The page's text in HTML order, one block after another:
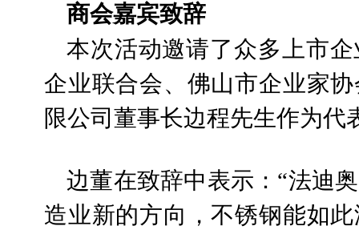
商会嘉宾致辞
本次活动邀请了众多上市
企业联合会、佛山市企业家
限公司董事长边程先生作为代
边董在致辞中表示：“法迪
造业新的方向，不锈钢能如